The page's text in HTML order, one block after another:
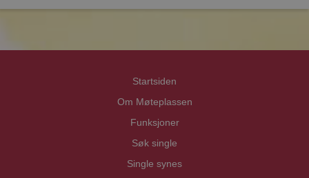
Startsiden
Om Møteplassen
Funksjoner
Søk single
Single synes